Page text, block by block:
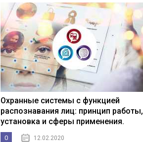
Охранные системы с функцией
распознавания лиц: принцип работы,
установка и сферы применения.
0 12.02.2020